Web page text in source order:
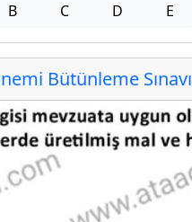
B C D E
Bütünleme Sınavı